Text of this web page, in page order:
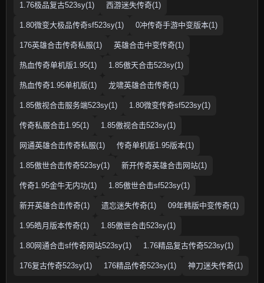
1.76极品复古523sy(1) 西游迷失传奇(1)
1.80微变大极品传奇sf523sy(1) 0冲传奇手游中变版本(1)
176英雄合击传奇私服(1) 英雄合击中变传奇(1)
热血传奇单机版1.95(1) 1.85傲天合击523sy(1)
热血传奇1.95单机版(1) 龙啸英雄合击传奇(1)
1.85傲视合击服务端523sy(1) 1.80微变传奇sf523sy(1)
传奇私服合击1.95(1) 1.85傲视合击523sy(1)
网通英雄合击传奇私服(1) 传奇单机版1.95版本(1)
1.85傲世合击传奇523sy(1) 新开传奇英雄合击网站(1)
传奇1.95金牛无内功(1) 1.85傲世合击sf523sy(1)
新开英雄合击传奇(1) 遗忘迷失传奇(1) 09年韩版中变传奇(1)
1.95皓月版本传奇(1) 1.85傲世合击523sy(1)
1.80网通合击sf传奇网站523sy(1) 1.76精品复古传奇523sy(1)
176复古传奇523sy(1) 176精品传奇523sy(1) 神刀迷失传奇(1)